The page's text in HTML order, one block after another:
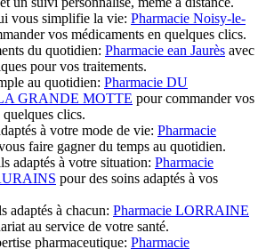
vous simplifie la vie: Pharmacie Noisy-le-
vos médicaments en quelques clics.
du quotidien: Pharmacie ean Jaurès avec
pour vos traitements.
au quotidien: Pharmacie DU
GRANDE MOTTE pour commander vos
clics.
à votre mode de vie: Pharmacie
faire gagner du temps au quotidien.
adaptés à votre situation: Pharmacie
pour des soins adaptés à vos
adaptés à chacun: Pharmacie LORRAINE
au service de votre santé.
pharmaceutique: Pharmacie